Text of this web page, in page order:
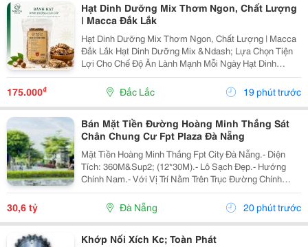
Hạt Dinh Dưỡng Mix Thơm Ngon, Chất Lượng
| Macca Đắk Lắk
Hạt Dinh Dưỡng Mix Thơm Ngon, Chất Lượng | Macca
Đắk Lắk Hạt Dinh Dưỡng Mix &Ndash; Lựa Chọn Tiện
Lợi Cho Chế Độ Ăn Lành Mạnh Mỗi Ngày Hạt Dinh
Dưỡng Mix Là Sự Kết Hợp Của Nhiều Loại Hạt Giàu
Dưỡng Chất, Mang Đến Hương Vị Thơm Ngon Và Tiện
175.000₫ Đắc Lắc 19 phút trước
Bán Mặt Tiền Đường Hoàng Minh Thắng Sát
Chân Chung Cư Fpt Plaza Đà Nẵng
Mặt Tiền Hoàng Minh Thắng Fpt City Đà Nẵng.- Diện
Tích: 360M&Sup2; (12*30M).- Lô Sạch Đẹp.- Hướng
Chính Nam.- Với Vị Trí Nằm Trên Trục Đường Chính
Thông Từ Sân Bay Quốc Tế Đà Nẵng Ra Đến Bãi Tắm
Tân Trà. Là Một Trong Những Tuyến Đường Huyết Mạch
30,6 tỷ Đà Nẵng 20 phút trước
Khớp Nối Xích Kc; Toàn Phát